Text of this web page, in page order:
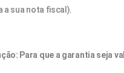
a sua nota fiscal).
Para que a garantia seja